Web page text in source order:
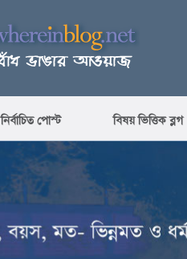
নির্বাচিত পোস্ট বিষয় ভিত্তিক ব্লগ